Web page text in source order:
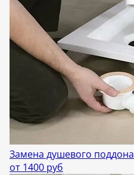
Замена душевого поддона
от 1400 руб